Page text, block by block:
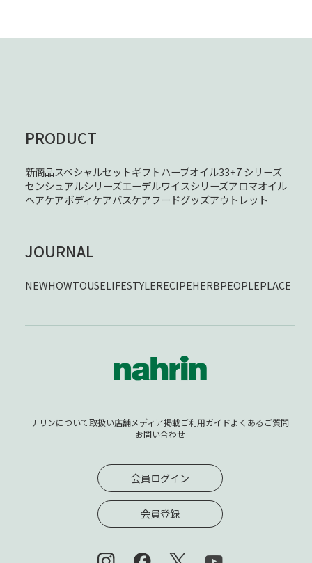
PRODUCT
新商品スペシャルセットギフトハーブオイル33+7 シリーズ
センシュアルシリーズエーデルワイスシリーズアロマオイル
ヘアケアボディケアバスケアフードグッズアウトレット
JOURNAL
NEWHOWTOUSELIFESTYLERECIPEHERBPEOPLEPLACE
ナリンについて取扱い店舗メディア掲載ご利用ガイドよくあるご質問
お問い合わせ
会員ログイン
会員登録